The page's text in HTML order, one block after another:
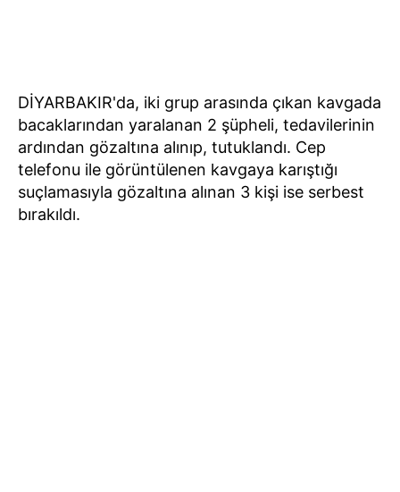
DİYARBAKIR'da, iki grup arasında çıkan kavgada
bacaklarından yaralanan 2 şüpheli, tedavilerinin
ardından gözaltına alınıp, tutuklandı. Cep
telefonu ile görüntülenen kavgaya karıştığı
suçlamasıyla gözaltına alınan 3 kişi ise serbest
bırakıldı.